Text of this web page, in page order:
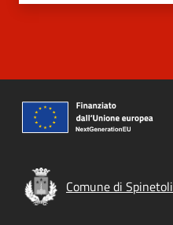
Comune di Spinetoli